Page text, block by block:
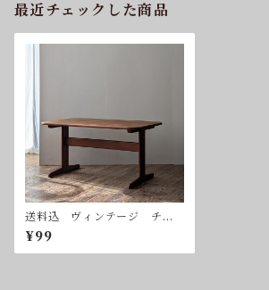
最近チェックした商品
送料込 ヴィンテージ チー
ク ダイニングテーブル 無
垢集成材 1300 x 800 mm
¥99